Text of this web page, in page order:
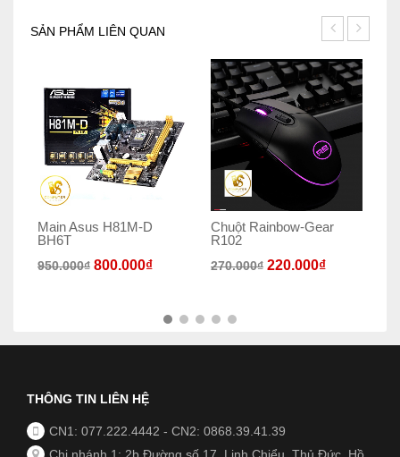
SẢN PHẨM LIÊN QUAN
Main Asus H81M-D
BH6T
950.000₫ 800.000₫
Chuột Rainbow-Gear
R102
270.000₫ 220.000₫
THÔNG TIN LIÊN HỆ
CN1: 077.222.4442 - CN2: 0868.39.41.39